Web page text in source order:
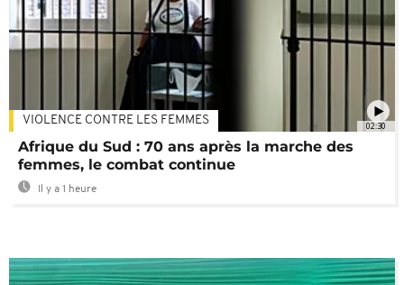
02:30
VIOLENCE CONTRE LES FEMMES
Afrique du Sud : 70 ans après la marche des
femmes, le combat continue
Il y a 1 heure